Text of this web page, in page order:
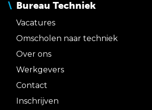
Bureau Techniek
Vacatures
Omscholen naar techniek
Over ons
Werkgevers
Contact
Inschrijven